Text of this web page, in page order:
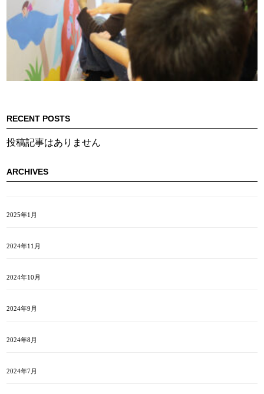
RECENT POSTS
投稿記事はありません
ARCHIVES
2025年1月
2024年11月
2024年10月
2024年9月
2024年8月
2024年7月